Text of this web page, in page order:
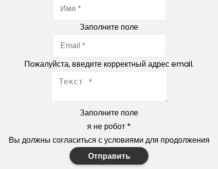
Заполните поле
Пожалуйста, введите корректный адрес email.
Заполните поле
я не робот *
Вы должны согласиться с условиями для продолжения
Отправить